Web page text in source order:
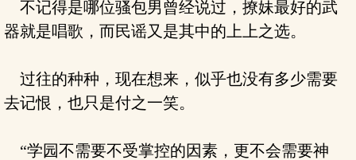
不记得是哪位骚包男曾经说过，撩妹最好的武
器就是唱歌，而民谣又是其中的上上之选。
过往的种种，现在想来，似乎也没有多少需要
去记恨，也只是付之一笑。
“学园不需要不受掌控的因素，更不会需要神